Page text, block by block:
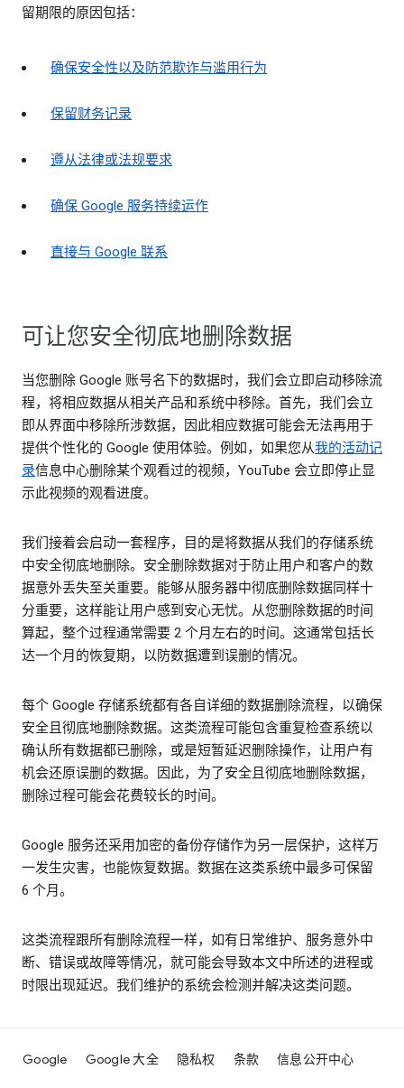
留期限的原因包括：
确保安全性以及防范欺诈与滥用行为
保留财务记录
遵从法律或法规要求
确保 Google 服务持续运作
直接与 Google 联系
可让您安全彻底地删除数据
当您删除 Google 账号名下的数据时，我们会立即启动移除流
程，将相应数据从相关产品和系统中移除。首先，我们会立
即从界面中移除所涉数据，因此相应数据可能会无法再用于
提供个性化的 Google 使用体验。例如，如果您从我的活动记
录信息中心删除某个观看过的视频，YouTube 会立即停止显
示此视频的观看进度。
我们接着会启动一套程序，目的是将数据从我们的存储系统
中安全彻底地删除。安全删除数据对于防止用户和客户的数
据意外丢失至关重要。能够从服务器中彻底删除数据同样十
分重要，这样能让用户感到安心无忧。从您删除数据的时间
算起，整个过程通常需要 2 个月左右的时间。这通常包括长
达一个月的恢复期，以防数据遭到误删的情况。
每个 Google 存储系统都有各自详细的数据删除流程，以确保
安全且彻底地删除数据。这类流程可能包含重复检查系统以
确认所有数据都已删除，或是短暂延迟删除操作，让用户有
机会还原误删的数据。因此，为了安全且彻底地删除数据，
删除过程可能会花费较长的时间。
Google 服务还采用加密的备份存储作为另一层保护，这样万
一发生灾害，也能恢复数据。数据在这类系统中最多可保留
6 个月。
这类流程跟所有删除流程一样，如有日常维护、服务意外中
断、错误或故障等情况，就可能会导致本文中所述的进程或
时限出现延迟。我们维护的系统会检测并解决这类问题。
Google Google 大全 隐私权 条款 信息公开中心